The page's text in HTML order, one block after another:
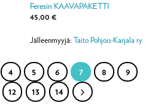
Feresin KAAVAPAKETTI
45,00 €
Jälleenmyyjä: Taito Pohjois-Karjala ry
4 5 6 7 8
9
12 13 14